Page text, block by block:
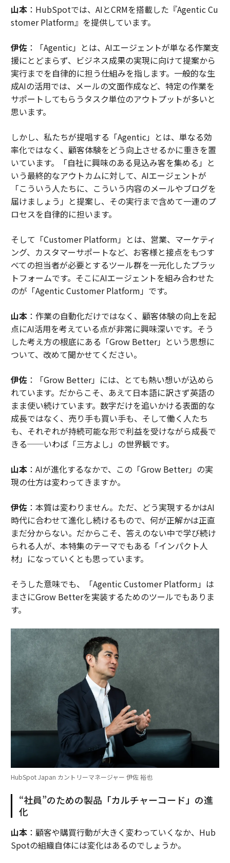
山本：HubSpotでは、AIとCRMを搭載した『Agentic Cu
stomer Platform』を提供しています。
伊佐：「Agentic」とは、AIエージェントが単なる作業支
援にとどまらず、ビジネス成果の実現に向けて提案から
実行までを自律的に担う仕組みを指します。一般的な生
成AIの活用では、メールの文面作成など、特定の作業を
サポートしてもらうタスク単位のアウトプットが多いと
思います。
しかし、私たちが提唱する「Agentic」とは、単なる効
率化ではなく、顧客体験をどう向上させるかに重きを置
いています。「自社に興味のある見込み客を集める」と
いう最終的なアウトカムに対して、AIエージェントが
「こういう人たちに、こういう内容のメールやブログを
届けましょう」と提案し、その実行まで含めて一連のプ
ロセスを自律的に担います。
そして「Customer Platform」とは、営業、マーケティ
ング、カスタマーサポートなど、お客様と接点をもつす
べての担当者が必要とするツール群を一元化したプラッ
トフォームです。そこにAIエージェントを組み合わせた
のが「Agentic Customer Platform」です。
山本：作業の自動化だけではなく、顧客体験の向上を起
点にAI活用を考えている点が非常に興味深いです。そう
した考え方の根底にある「Grow Better」という思想に
ついて、改めて聞かせてください。
伊佐：「Grow Better」には、とても熱い想いが込めら
れています。だからこそ、あえて日本語に訳さず英語の
まま使い続けています。数字だけを追いかける表面的な
成長ではなく、売り手も買い手も、そして働く人たち
も、それぞれが持続可能な形で利益を受けながら成長で
きる──いわば「三方よし」の世界観です。
山本：AIが進化するなかで、この「Grow Better」の実
現の仕方は変わってきますか。
伊佐：本質は変わりません。ただ、どう実現するかはAI
時代に合わせて進化し続けるもので、何が正解かは正直
まだ分からない。だからこそ、答えのない中で学び続け
られる人が、本特集のテーマでもある「インパクト人
材」になっていくとも思っています。
そうした意味でも、「Agentic Customer Platform」は
まさにGrow Betterを実装するためのツールでもありま
す。
HubSpot Japan カントリーマネージャー 伊佐 裕也
“社員”のための製品「カルチャーコード」の進
化
山本：顧客や購買行動が大きく変わっていくなか、Hub
Spotの組織自体には変化はあるのでしょうか。